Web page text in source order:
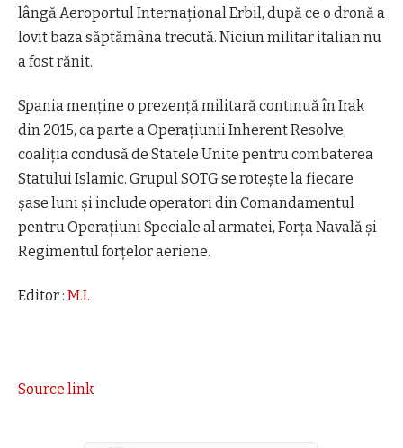
lângă Aeroportul Internațional Erbil, după ce o dronă a
lovit baza săptămâna trecută. Niciun militar italian nu
a fost rănit.
Spania menține o prezență militară continuă în Irak
din 2015, ca parte a Operațiunii Inherent Resolve,
coaliția condusă de Statele Unite pentru combaterea
Statului Islamic. Grupul SOTG se rotește la fiecare
șase luni și include operatori din Comandamentul
pentru Operațiuni Speciale al armatei, Forța Navală și
Regimentul forțelor aeriene.
Editor : M.I.
Source link